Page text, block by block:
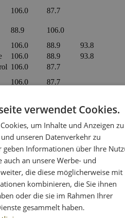
106.0 87.7
88.9
106.0
106.0 88.9
93.8
106.0 88.9
93.8
106.0
87.7
106.0
87.7
106.0 87.7
106.0
87.7
106.0
106.0
87.7
87.7
87.7
105.4
87.7
verwendet Cookies.
um Inhalte und Anzeigen zu
unseren Datenverkehr zu
geben Informationen über Ihre
auch an unsere Werbe- und
die diese möglicherweise mit
kombinieren, die Sie ihnen
oder die sie im Rahmen Ihrer
gesammelt haben.